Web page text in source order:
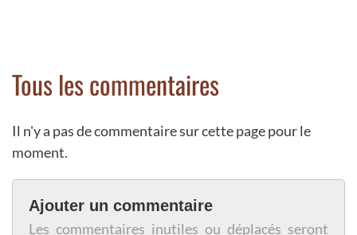
Tous les commentaires
Il n'y a pas de commentaire sur cette page pour le
moment.
Ajouter un commentaire
Les commentaires inutiles ou déplacés seront